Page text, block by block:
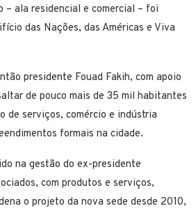
– ala residencial e comercial – foi
das Nações, das Américas e Viva
presidente Fouad Fakih, com apoio
de pouco mais de 35 mil habitantes
de serviços, comércio e indústria
formais na cidade.
na gestão do ex-presidente
com produtos e serviços,
o projeto da nova sede desde 2010,